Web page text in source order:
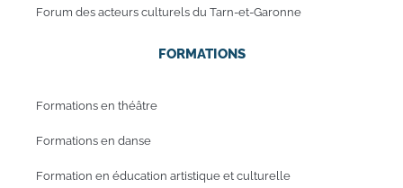
Forum des acteurs culturels du Tarn-et-Garonne
FORMATIONS
Formations en théâtre
Formations en danse
Formation en éducation artistique et culturelle